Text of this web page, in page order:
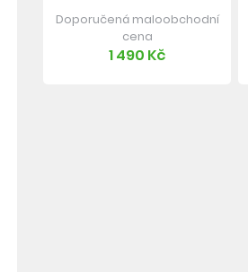
Doporučená maloobchodní
cena
1 490 Kč